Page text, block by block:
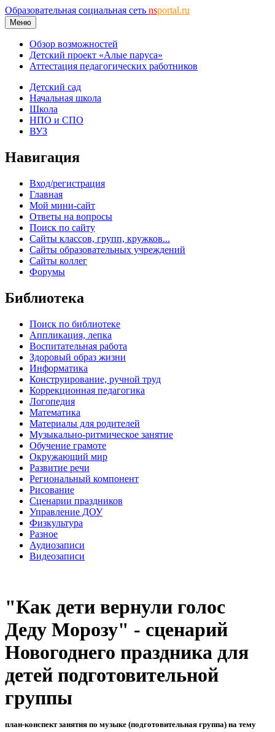
Образовательная социальная сеть nsportal.ru
Меню
Обзор возможностей
Детский проект «Алые паруса»
Аттестация педагогических работников
Детский сад
Начальная школа
Школа
НПО и СПО
ВУЗ
Навигация
Вход/регистрация
Главная
Мой мини-сайт
Ответы на вопросы
Поиск по сайту
Сайты классов, групп, кружков...
Сайты образовательных учреждений
Сайты коллег
Форумы
Библиотека
Поиск по библиотеке
Аппликация, лепка
Воспитательная работа
Здоровый образ жизни
Информатика
Конструирование, ручной труд
Коррекционная педагогика
Логопедия
Математика
Материалы для родителей
Музыкально-ритмическое занятие
Обучение грамоте
Окружающий мир
Развитие речи
Региональный компонент
Рисование
Сценарии праздников
Управление ДОУ
Физкультура
Разное
Аудиозаписи
Видеозаписи
"Как дети вернули голос
Деду Морозу" - сценарий
Новогоднего праздника для
детей подготовительной
группы
план-конспект занятия по музыке (подготовительная группа) на тему